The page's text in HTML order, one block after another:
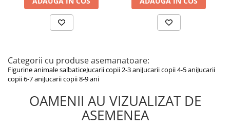
Categorii cu produse asemanatoare:
Figurine animale salbaticeJucarii copii 2-3 aniJucarii copii 4-5 aniJucarii
copii 6-7 aniJucarii copii 8-9 ani
OAMENII AU VIZUALIZAT DE
ASEMENEA